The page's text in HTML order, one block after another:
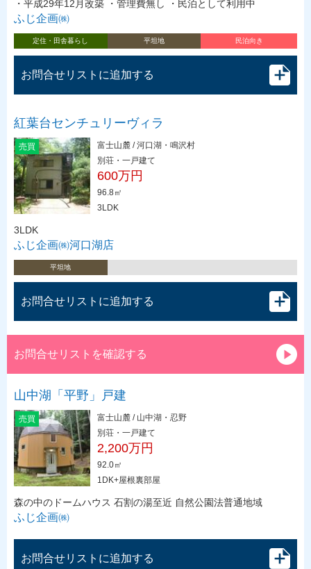
・平成29年12月改築 ・管理費無し ・民泊として利用中
ふじ企画㈱
定住・田舎暮らし 平坦地 民泊向き
お問合せリストに追加する
紅葉台センチュリーヴィラ
売買
富士山麓 / 河口湖・鳴沢村
別荘・一戸建て
600万円
96.8㎡
3LDK
3LDK
ふじ企画㈱河口湖店
平坦地
お問合せリストに追加する
お問合せリストを確認する
山中湖「平野」戸建
売買
富士山麓 / 山中湖・忍野
別荘・一戸建て
2,200万円
92.0㎡
1DK+屋根裏部屋
森の中のドームハウス 石割の湯至近 自然公園法普通地域
ふじ企画㈱
お問合せリストに追加する